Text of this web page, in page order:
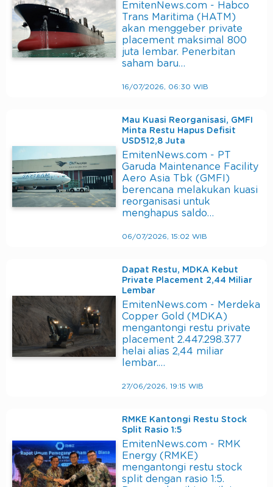
EmitenNews.com - Habco
Trans Maritima (HATM)
akan menggeber private
placement maksimal 800
juta lembar. Penerbitan
saham baru…
16/07/2026, 06:30 WIB
Mau Kuasi Reorganisasi, GMFI
Minta Restu Hapus Defisit
USD512,8 Juta
EmitenNews.com - PT
Garuda Maintenance Facility
Aero Asia Tbk (GMFI)
berencana melakukan kuasi
reorganisasi untuk
menghapus saldo…
06/07/2026, 15:02 WIB
Dapat Restu, MDKA Kebut
Private Placement 2,44 Miliar
Lembar
EmitenNews.com - Merdeka
Copper Gold (MDKA)
mengantongi restu private
placement 2.447.298.377
helai alias 2,44 miliar
lembar.…
27/06/2026, 19:15 WIB
RMKE Kantongi Restu Stock
Split Rasio 1:5
EmitenNews.com - RMK
Energy (RMKE)
mengantongi restu stock
split dengan rasio 1:5.